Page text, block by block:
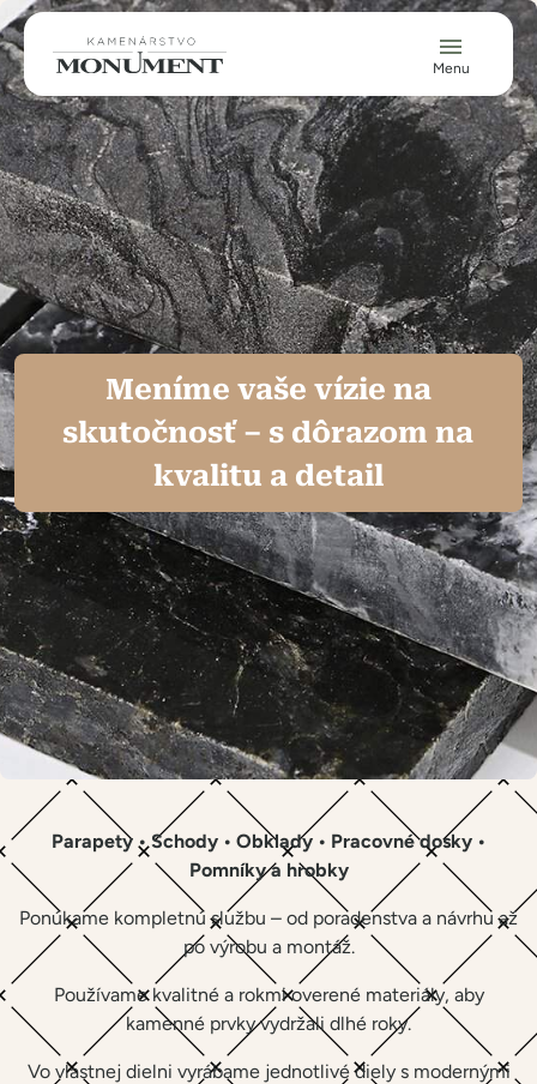
Skočiť na hlavný obsah
Menu
Meníme vaše vízie na
skutočnosť – s dôrazom na
kvalitu a detail
Parapety • Schody • Obklady • Pracovné dosky •
Pomníky a hrobky
Ponúkame kompletnú službu – od poradenstva a návrhu až
po výrobu a montáž.
Používame kvalitné a rokmi overené materiály, aby
kamenné prvky vydržali dlhé roky.
Vo vlastnej dielni vyrábame jednotlivé diely s modernými